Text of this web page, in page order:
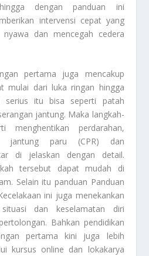
dengan panduan ini
intervensi cepat yang
dan mencegah cedera
pertama juga mencakup
mulai dari luka ringan hingga
serius itu bisa seperti patah
jantung. Maka langkah-
menghentikan perdarahan,
jantung paru (CPR) dan
di jelaskan dengan detail.
tersebut dapat mudah di
Selain itu panduan Panduan
ini juga menekankan
dan keselamatan diri
Bahkan pendidikan
pertama kini juga lebih
kursus online dan lokakarya